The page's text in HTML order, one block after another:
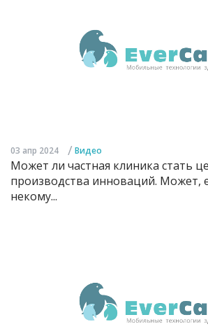
03 апр 2024 / Видео
Может ли частная клиника стать
производства инноваций. Может,
некому...